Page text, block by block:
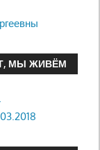
МЫ ЖИВЁМ